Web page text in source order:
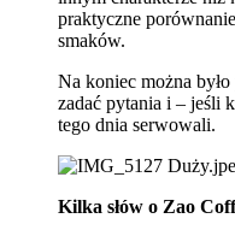
praktyczne
smaków.
Na koniec można
zadać pytania i – jeśli
tego dnia serwowali.
Kilka słów o Zao